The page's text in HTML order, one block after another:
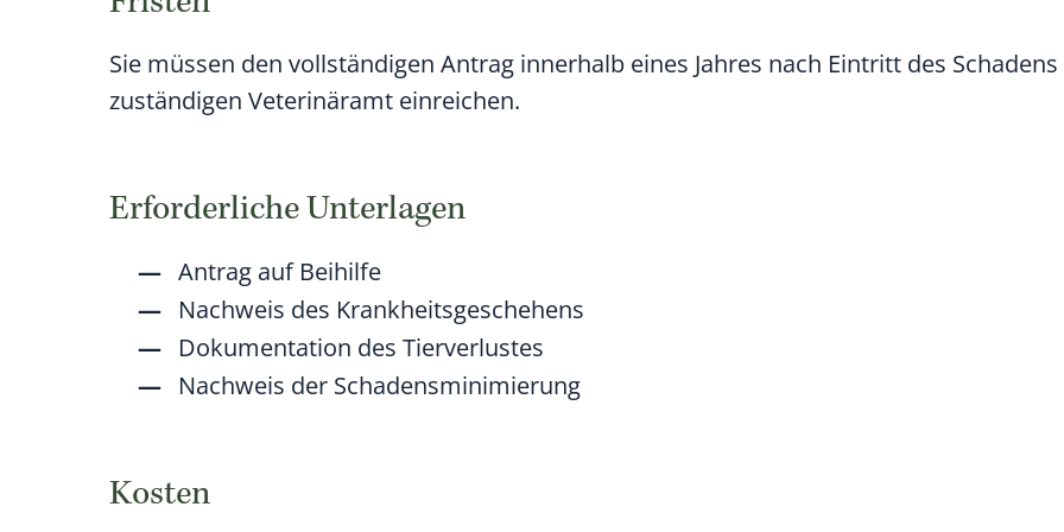
Sie müssen den vollständigen Antrag innerhalb eines Jahres nach Eintritt des
zuständigen Veterinäramt einreichen.
Erforderliche Unterlagen
Antrag auf Beihilfe
Nachweis des Krankheitsgeschehens
Dokumentation des Tierverlustes
Nachweis der Schadensminimierung
Kosten